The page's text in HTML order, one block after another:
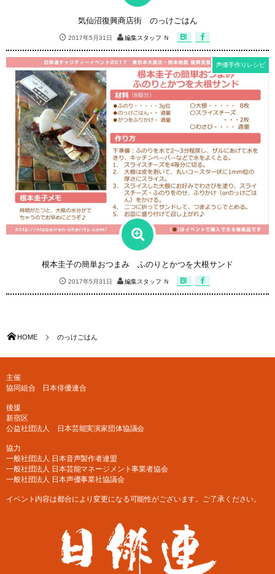
気仙沼復興商店街 のっけごはん
2017年5月31日 編集スタッフ Ｎ
根本圭子の簡単おつまみ ふのりとかつを大根サンド
2017年5月31日
声優手作りレシピ
編集スタッフ Ｎ
HOME のっけごはん
主催
協同組合 日本俳優連合
後援
新宿区
公益社団法人 日本芸能実演家団体協議会
協力
一般社団法人 日本音声製作者連盟
一般社団法人 日本芸能マネージメント事業者協会
一般社団法人 日本声優事業社協議会
イベント内容は都合により変更になる可能性がございます。ご了承ください。